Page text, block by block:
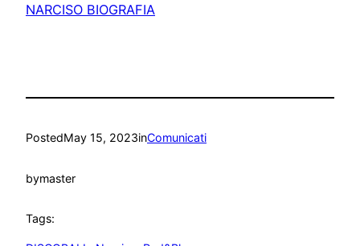
NARCISO BIOGRAFIA
PostedMay 15, 2023inComunicati
bymaster
Tags: